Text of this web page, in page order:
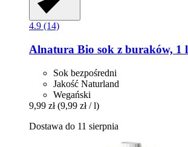
4.9 (14)
Alnatura Bio sok z buraków, 1 l
Sok bezpośredni
Jakość Naturland
Wegański
9,99 zł (9,99 zł / l)
Dostawa do 11 sierpnia